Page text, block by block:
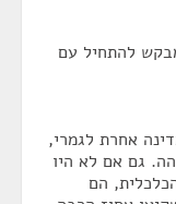
להתחיל עם
אחרת לגמרי,
גם אם לא היו
הם